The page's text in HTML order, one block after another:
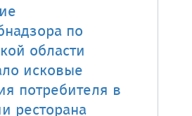
по
области
исковые
потребителя в
ресторана